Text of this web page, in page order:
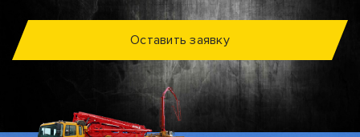
Оставить заявку